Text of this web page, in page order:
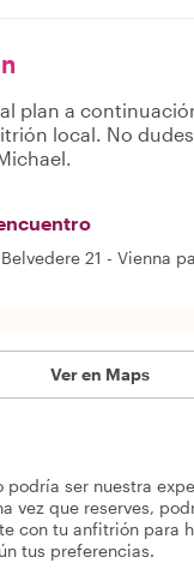
plan a
local. No
21 - Vienna
Ver en Maps
podría ser nuestra
vez que reserves,
con tu anfitrión para
tus preferencias.